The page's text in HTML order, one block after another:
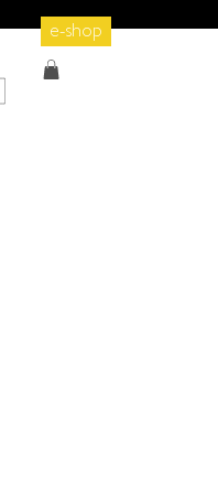
e-shop